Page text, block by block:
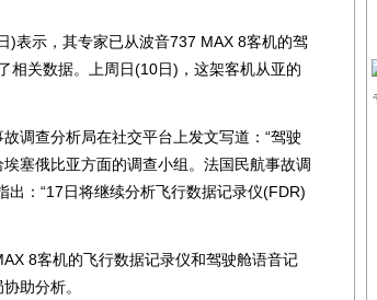
示，其专家已从波音737 MAX 8客机的驾
相关数据。上周日(10日)，这架客机从亚的
查分析局在社交平台上发文写道：“驾驶
塞俄比亚方面的调查小组。法国民航事故调
出：“17日将继续分析飞行数据记录仪(FDR)
8客机的飞行数据记录仪和驾驶舱语音记
助分析。